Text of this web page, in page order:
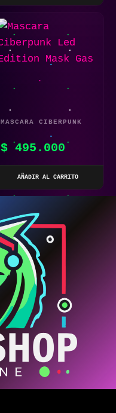
MASCARA CIBERPUNK
LED EDITION MASK
GAS
$ 495.000
AÑADIR AL CARRITO